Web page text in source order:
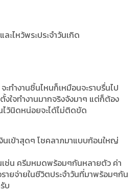
หว้พระประจำวันเกิด
ทำงานชิ้นไหนก็เหมือนจะราบรื่นไป
ใจทำงานมากจริงจังมาๆ แต่ก็ต้อง
ไว้นิดหน่อยจะได้ไม่ติดขัด
นเข้าสุดๆ โชคลาภมาแบบก้อนใหญ่
เช่น ครีมหมดพร้อมๆกันหลายตัว ค่า
ายจ่ายในชีวิตประจำวันที่มาพร้อมๆกัน
บ